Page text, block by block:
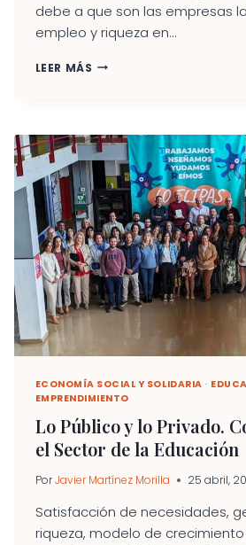
debe a que son las empresas
empleo y riqueza en...
LEER MÁS LA
ECONOMÍA
SOCIAL
¿UNA
MISIÓN
IMPOSIBLE?
ECONOMÍA SOCIAL Y SOLIDARIA ·
EMPRENDIMIENTO
Lo Público y lo Privado.
el Sector de la Educación
Por Javier Martínez Morilla 25 abril,
Satisfacción de necesidades,
riqueza, modelo de